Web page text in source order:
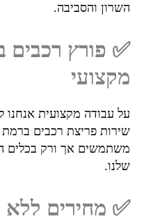
והסביבה.
פורץ רכבים
עבודה מקצועית אנחנו לא
פריצת רכבים ברמת
אך ורק בכלים
מחירים ללא